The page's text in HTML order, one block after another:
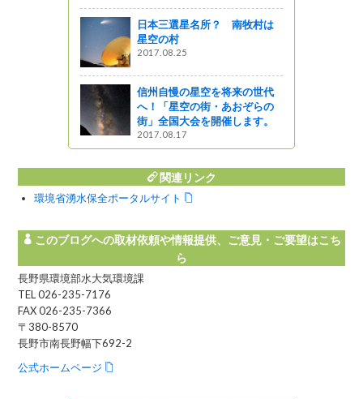
日本三選星名所？ 南牧村は
星空の村
2017.08.25
信州自慢の星空を将来の世代
へ！「星空の街・あおぞらの
街」全国大会を開催します。
2017.08.17
関連リンク
環境省湧水保全ポータルサイト
このブログへの取材依頼や情報提供、ご意見・ご要望はこち
ら
長野県環境部水大気環境課
TEL 026-235-7176
FAX 026-235-7366
〒380-8570
長野市南長野幅下692-2
公式ホームページ